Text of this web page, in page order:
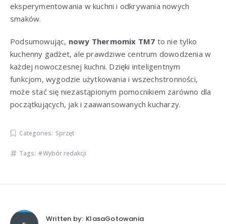
eksperymentowania w kuchni i odkrywania nowych
smaków.
Podsumowując, nowy Thermomix TM7 to nie tylko
kuchenny gadżet, ale prawdziwe centrum dowodzenia w
każdej nowoczesnej kuchni. Dzięki inteligentnym
funkcjom, wygodzie użytkowania i wszechstronności,
może stać się niezastąpionym pomocnikiem zarówno dla
początkujących, jak i zaawansowanych kucharzy.
Categories: Sprzęt
Tags: Wybór redakcji
Written by: KlasaGotowania